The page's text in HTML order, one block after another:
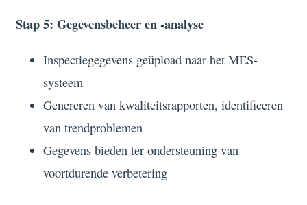
Stap 5: Gegevensbeheer en -analyse
Inspectiegegevens geüpload naar het MES-
systeem
Genereren van kwaliteitsrapporten, identificeren
van trendproblemen
Gegevens bieden ter ondersteuning van
voortdurende verbetering